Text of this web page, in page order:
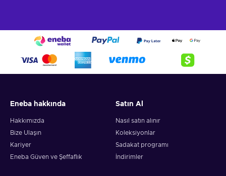
Eneba hakkında
Hakkımızda
Bize Ulaşın
Kariyer
Eneba Güven ve Şeffaflık
Satın Al
Nasıl satın alınır
Koleksiyonlar
Sadakat programı
İndirimler